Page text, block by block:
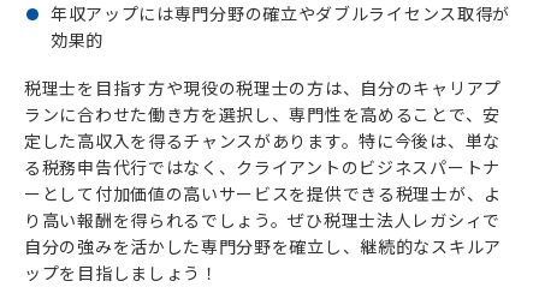
年収アップには専門分野の確立やダブルライセンス取得が
効果的
税理士を目指す方や現役の税理士の方は、自分のキャリアプ
ランに合わせた働き方を選択し、専門性を高めることで、安
定した高収入を得るチャンスがあります。特に今後は、単な
る税務申告代行ではなく、クライアントのビジネスパートナ
ーとして付加価値の高いサービスを提供できる税理士が、よ
り高い報酬を得られるでしょう。ぜひ税理士法人レガシィで
自分の強みを活かした専門分野を確立し、継続的なスキルア
ップを目指しましょう！